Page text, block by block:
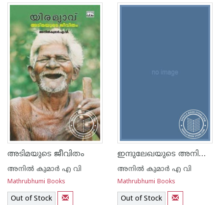
അടിമയുടെ ജീവിതം
അനില്‍ കുമാര്‍ എ വി
Mathrubhumi Books
Out of Stock
ഇന്ദുലേഖയുടെ അനിയത്തിമാര്‍
അനില്‍ കുമാര്‍ എ വി
Mathrubhumi Books
Out of Stock